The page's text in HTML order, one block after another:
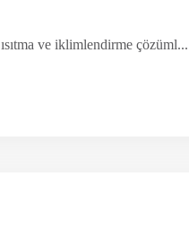
ve iklimlendirme çözüml...